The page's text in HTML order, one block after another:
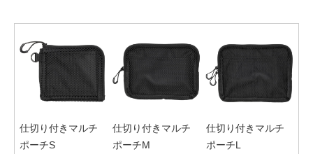
仕切り付きマルチ
ポーチS
仕切り付きマルチ
ポーチM
仕切り付きマルチ
ポーチL